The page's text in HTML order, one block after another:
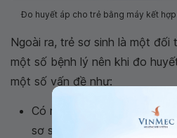
Đo huyết áp cho trẻ bằng máy kết
Ngoài ra, trẻ sơ sinh là một đối
một số bệnh lý nên khi đo
một số vấn đề như:
Có rất nhiều phương pháp
sơ sinh nhưng phương